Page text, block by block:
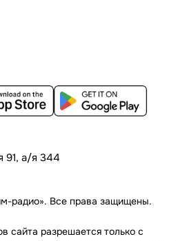
91, а/я 344
радио». Все права защищены.
сайта разрешается только с